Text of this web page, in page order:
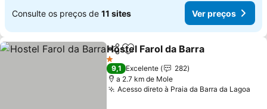
Consulte os preços de 11 sites Ver preços
PartilharAdicionar aos favoritos
Hostel Farol da Barra
1 Estrelas
9,1 Excelente
282
a 2.7 km de Mole
Acesso direto à Praia da Barra da Lagoa